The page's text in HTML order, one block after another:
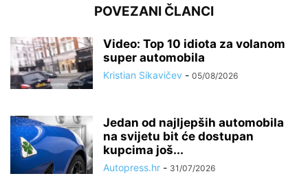
POVEZANI ČLANCI
Video: Top 10 idiota za volanom
super automobila
Kristian Sikavičev - 05/08/2026
Jedan od najljepših automobila
na svijetu bit će dostupan
kupcima još...
Autopress.hr - 31/07/2026